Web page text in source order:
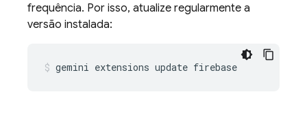
frequência. Por isso, atualize regularmente a
versão instalada:
gemini extensions update firebase